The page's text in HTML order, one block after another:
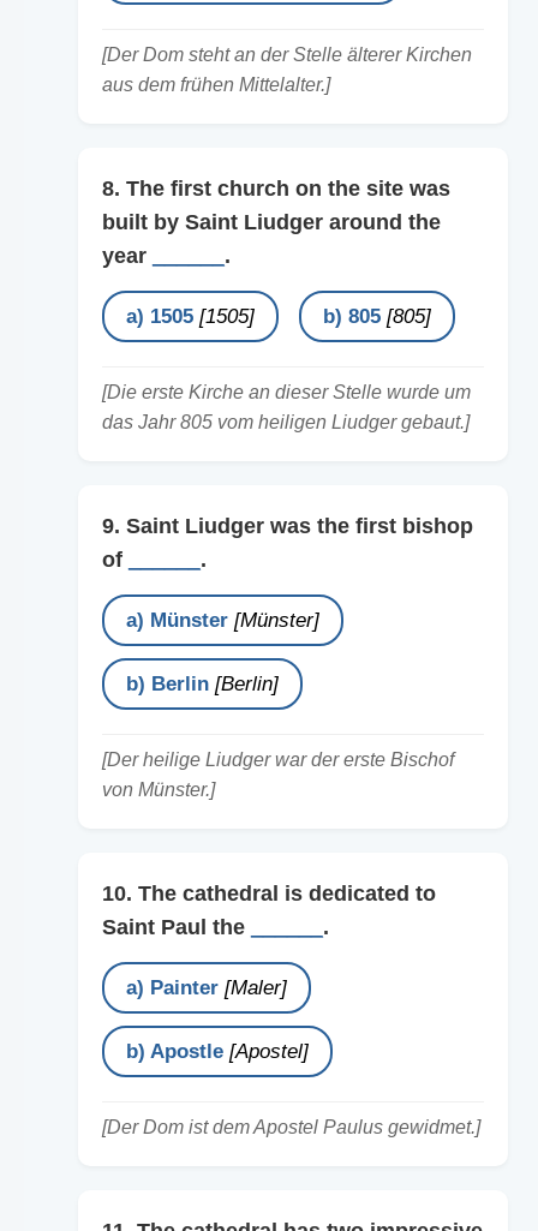
[Der Dom steht an der Stelle älterer Kirchen
aus dem frühen Mittelalter.]
8. The first church on the site was
built by Saint Liudger around the
year
.
a) 1505 [1505] b) 805 [805]
[Die erste Kirche an dieser Stelle wurde um
das Jahr 805 vom heiligen Liudger gebaut.]
9. Saint Liudger was the first bishop
of
.
a) Münster [Münster]
b) Berlin [Berlin]
[Der heilige Liudger war der erste Bischof
von Münster.]
10. The cathedral is dedicated to
Saint Paul the
.
a) Painter [Maler]
b) Apostle [Apostel]
[Der Dom ist dem Apostel Paulus gewidmet.]